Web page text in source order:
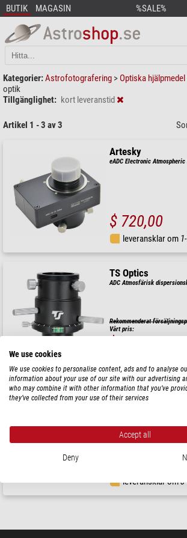
BUTIK MAGASIN %SALE%
Kategorier:Astrofotografering > Optiska hjälpmedel
optik
Tillgänglighet: kort leveranstid
Artikel 1 - 3 av 3
Artesky
eADC Electronic
$ 720,00
leveransklar om
TS Optics
ADC Atmosfärisk
Rekommenderat
Vårt pris:
$ 179,00
Artesky
leveransklar om
We use cookies
We use cookies to personalise content, ads and to analyse
information about your use of our site with our advertising
who may combine it with other information that you’ve
they’ve collected from your use of their services
Accept all
Deny